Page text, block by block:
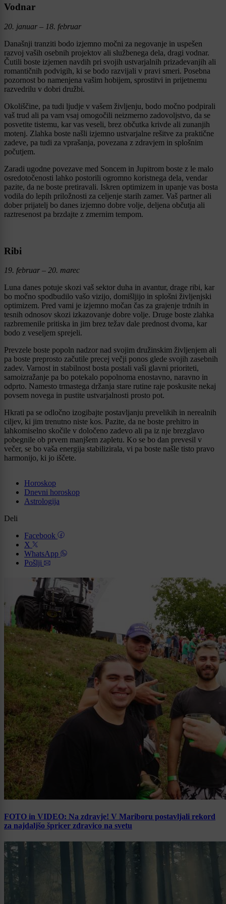
Vodnar
20. januar – 18. februar
Današnji tranziti bodo izjemno močni za negovanje in uspešen
razvoj vaših osebnih projektov ali službenega dela, dragi vodnar.
Čutili boste izjemen navdih pri svojih ustvarjalnih prizadevanjih ali
romantičnih podvigih, ki se bodo razvijali v pravi smeri. Posebna
pozornost bo namenjena vašim hobijem, sprostitvi in prijetnemu
razvedrilu v dobri družbi.
Okoliščine, pa tudi ljudje v vašem življenju, bodo močno podpirali
vaš trud ali pa vam vsaj omogočili neizmerno zadovoljstvo, da se
posvetite tistemu, kar vas veseli, brez občutka krivde ali zunanjih
motenj. Zlahka boste našli izjemno ustvarjalne rešitve za praktične
zadeve, pa tudi za vprašanja, povezana z zdravjem in splošnim
počutjem.
Zaradi ugodne povezave med Soncem in Jupitrom boste z le malo
osredotočenosti lahko postorili ogromno koristnega dela, vendar
pazite, da ne boste pretiravali. Iskren optimizem in upanje vas bosta
vodila do lepih priložnosti za celjenje starih zamer. Vaš partner ali
dober prijatelj bo danes izjemno dobre volje, deljena občutja ali
raztresenost pa brzdajte z zmernim tempom.
Ribi
19. februar – 20. marec
Luna danes potuje skozi vaš sektor duha in avantur, drage ribi, kar
bo močno spodbudilo vašo vizijo, domišljijo in splošni življenjski
optimizem. Pred vami je izjemno močan čas za grajenje trdnih in
tesnih odnosov skozi izkazovanje dobre volje. Druge boste zlahka
razbremenile pritiska in jim brez težav dale prednost dvoma, kar
bodo z veseljem sprejeli.
Prevzele boste popoln nadzor nad svojim družinskim življenjem ali
pa boste preprosto začutile precej večji ponos glede svojih zasebnih
zadev. Varnost in stabilnost bosta postali vaši glavni prioriteti,
samoizražanje pa bo potekalo popolnoma enostavno, naravno in
odprto. Namesto trmastega držanja stare rutine raje poskusite nekaj
povsem novega in pustite ustvarjalnosti prosto pot.
Hkrati pa se odločno izogibajte postavljanju prevelikih in nerealnih
ciljev, ki jim trenutno niste kos. Pazite, da ne boste prehitro in
lahkomiselno skočile v določeno zadevo ali pa iz nje brezglavo
pobegnile ob prvem manjšem zapletu. Ko se bo dan prevesil v
večer, se bo vaša energija stabilizirala, vi pa boste našle tisto pravo
harmonijo, ki jo iščete.
Horoskop
Dnevni horoskop
Astrologija
Deli
Facebook
X
WhatsApp
Pošlji
FOTO in VIDEO: Na zdravje! V Mariboru postavljali rekord
za najdaljšo špricer zdravico na svetu